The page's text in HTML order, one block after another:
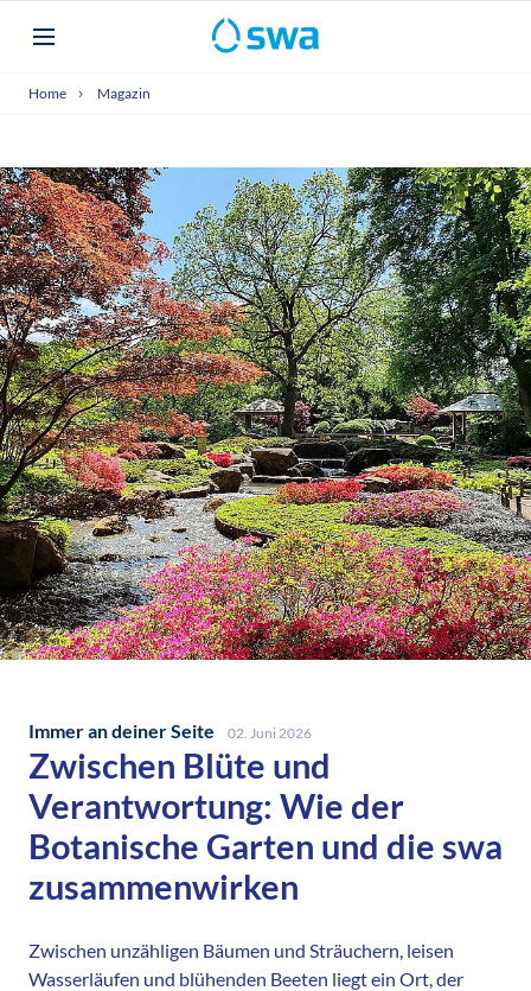
Home Magazin
Immer an deiner Seite 02. Juni 2026
Zwischen Blüte und
Verantwortung: Wie der
Botanische Garten und die swa
zusammenwirken
Zwischen unzähligen Bäumen und Sträuchern, leisen
Wasserläufen und blühenden Beeten liegt ein Ort, der